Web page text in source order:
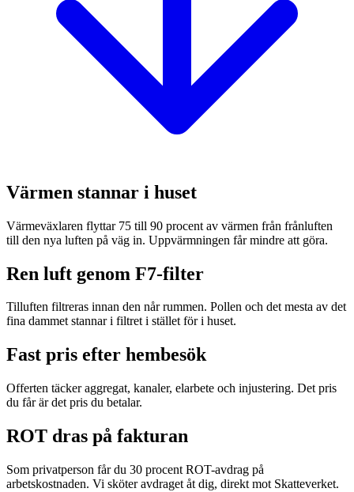
Värmen stannar i huset
Värmeväxlaren flyttar 75 till 90 procent av värmen från frånluften
till den nya luften på väg in. Uppvärmningen får mindre att göra.
Ren luft genom F7-filter
Tilluften filtreras innan den når rummen. Pollen och det mesta av det
fina dammet stannar i filtret i stället för i huset.
Fast pris efter hembesök
Offerten täcker aggregat, kanaler, elarbete och injustering. Det pris
du får är det pris du betalar.
ROT dras på fakturan
Som privatperson får du 30 procent ROT-avdrag på
arbetskostnaden. Vi sköter avdraget åt dig, direkt mot Skatteverket.